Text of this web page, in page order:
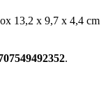
13,2 x 9,7 x 4,4 cm
.